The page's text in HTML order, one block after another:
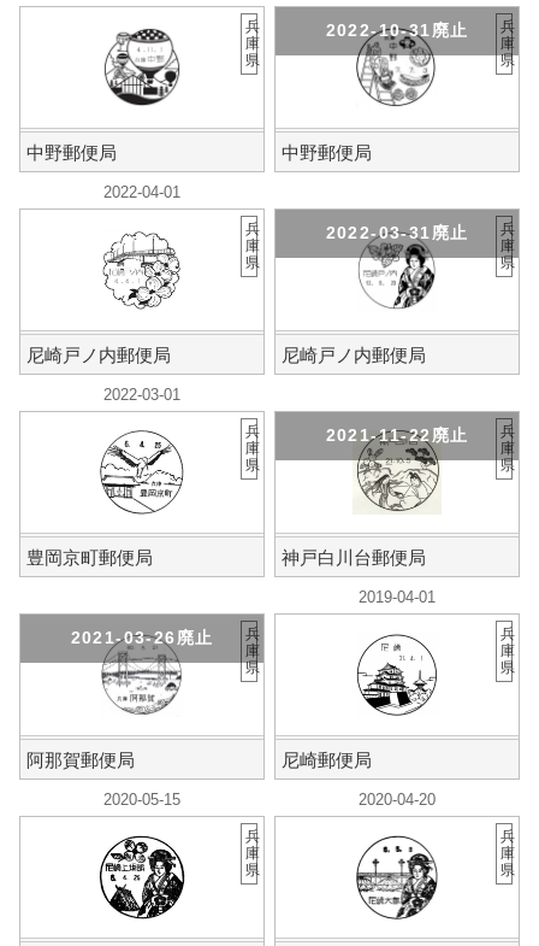
中野郵便局
兵
庫
県
中野郵便局
2022-10-31廃止
兵
庫
県
2022-04-01
尼崎戸ノ内郵便局
兵
庫
県
尼崎戸ノ内郵便局
2022-03-31廃止
兵
庫
県
2022-03-01
豊岡京町郵便局
兵
庫
県
神戸白川台郵便局
2021-11-22廃止
兵
庫
県
阿那賀郵便局
2021-03-26廃止
兵
庫
県
2019-04-01
尼崎郵便局
兵
庫
県
2020-05-15
兵
庫
県
2020-04-20
兵
庫
県